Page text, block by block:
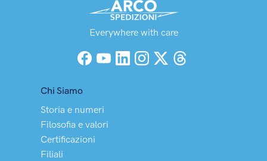
Everywhere with care
Facebook
YouTubeLinkedInInstagramX (Twitter)
Chi Siamo
Storia e numeri
Filosofia e valori
Certificazioni
Filiali